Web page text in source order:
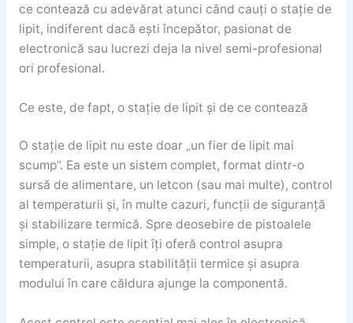
ce contează cu adevărat atunci când cauți o stație de
lipit, indiferent dacă ești începător, pasionat de
electronică sau lucrezi deja la nivel semi-profesional
ori profesional.
Ce este, de fapt, o stație de lipit și de ce contează
O stație de lipit nu este doar „un fier de lipit mai
scump”. Ea este un sistem complet, format dintr-o
sursă de alimentare, un letcon (sau mai multe), control
al temperaturii și, în multe cazuri, funcții de siguranță
și stabilizare termică. Spre deosebire de pistoalele
simple, o stație de lipit îți oferă control asupra
temperaturii, asupra stabilității termice și asupra
modului în care căldura ajunge la componentă.